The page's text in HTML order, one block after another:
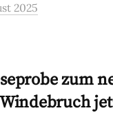
2025
zum